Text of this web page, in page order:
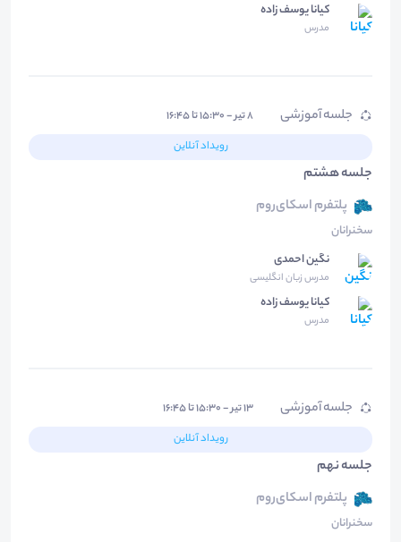
کیانا یوسف زاده
مدرس
جلسه آموزشی
۸ تیر - ۱۵:۳۰ تا ۱۶:۴۵
رویداد آنلاین
جلسه هشتم
پلتفرم اسکای‌روم
سخنرانان
نگین احمدی
مدرس زبان انگلیسی
کیانا یوسف زاده
مدرس
جلسه آموزشی
۱۳ تیر - ۱۵:۳۰ تا ۱۶:۴۵
رویداد آنلاین
جلسه نهم
پلتفرم اسکای‌روم
سخنرانان